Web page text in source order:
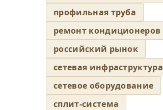
профильная труба
ремонт кондиционеров
российский рынок
сетевая инфраструктура
сетевое оборудование
сплит-система